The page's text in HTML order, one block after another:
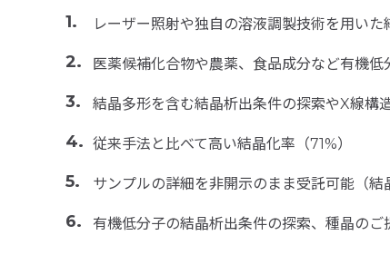
レーザー照射や独自の溶液調製技術を用いた
医薬候補化合物や農薬、食品成分など有機
結晶多形を含む結晶析出条件の探索やX線構
従来手法と比べて高い結晶化率（71%）
サンプルの詳細を非開示のまま受託可能（結
有機低分子の結晶析出条件の探索、種晶の